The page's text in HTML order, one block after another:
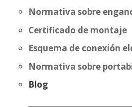
Normativa sobre
Certificado de montaje
Esquema de conexión
Normativa sobre
Blog